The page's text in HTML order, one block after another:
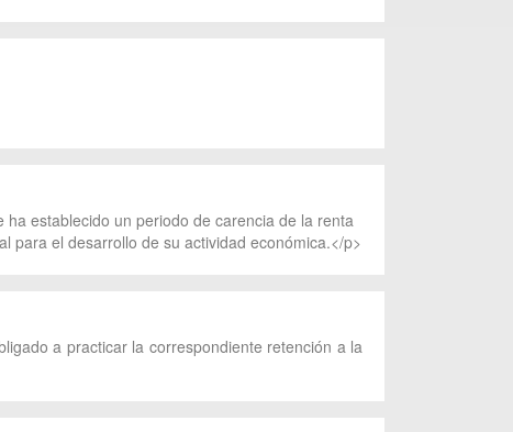
establecido un periodo de carencia de la renta
para el desarrollo de su actividad económica.</p>
a practicar la correspondiente retención a la